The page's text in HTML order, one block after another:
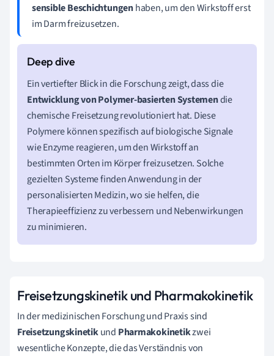
sensible Beschichtungenhaben, um den Wirkstoff erst
im Darm freizusetzen.
Ein vertiefter Blick in die Forschung zeigt, dass die
Entwicklung von Polymer-basierten Systemendie
chemische Freisetzung revolutioniert hat. Diese
Polymere können spezifisch auf biologische Signale
wie Enzyme reagieren, um den Wirkstoff an
bestimmten Orten im Körper freizusetzen. Solche
gezielten Systeme finden Anwendung in der
personalisierten Medizin, wo sie helfen, die
Therapieeffizienz zu verbessern und Nebenwirkungen
zu minimieren.
Freisetzungskinetik und Pharmakokinetik
In der medizinischen Forschung und Praxis sind
Freisetzungskinetikund Pharmakokinetikzwei
wesentliche Konzepte, die das Verständnis von